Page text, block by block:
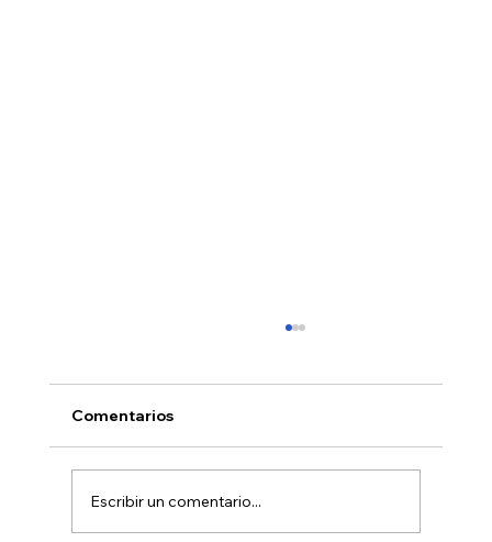
Comentarios
Escribir un comentario...